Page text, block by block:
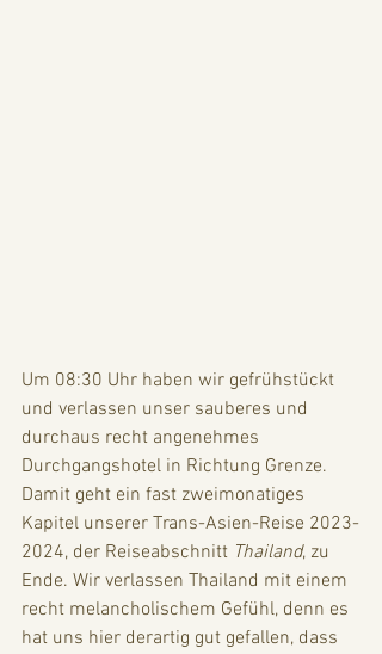
Um 08:30 Uhr haben wir gefrühstückt
und verlassen unser sauberes und
durchaus recht angenehmes
Durchgangshotel in Richtung Grenze.
Damit geht ein fast zweimonatiges
Kapitel unserer Trans-Asien-Reise 2023-
2024, der Reiseabschnitt Thailand, zu
Ende. Wir verlassen Thailand mit einem
recht melancholischem Gefühl, denn es
hat uns hier derartig gut gefallen, dass